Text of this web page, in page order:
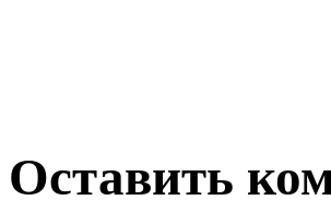
Оставить